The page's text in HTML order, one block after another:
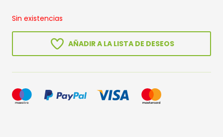
Sin existencias
AÑADIR A LA LISTA DE DESEOS